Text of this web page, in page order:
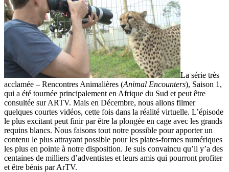
La série très
acclamée – Rencontres Animalières (Animal Encounters), Saison 1,
qui a été tournée principalement en Afrique du Sud et peut être
consultée sur ARTV. Mais en Décembre, nous allons filmer
quelques courtes vidéos, cette fois dans la réalité virtuelle. L’épisode
le plus excitant peut finir par être la plongée en cage avec les grands
requins blancs. Nous faisons tout notre possible pour apporter un
contenu le plus attrayant possible pour les plates-formes numériques
les plus en pointe à notre disposition. Je suis convaincu qu’il y’a des
centaines de milliers d’adventistes et leurs amis qui pourront profiter
et être bénis par ArTV.